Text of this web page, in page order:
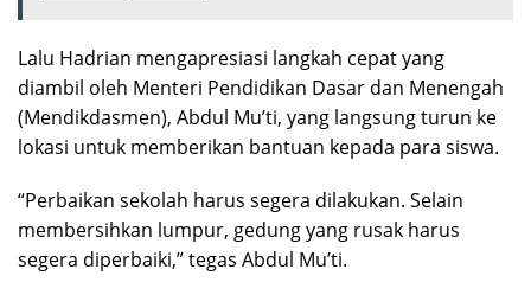
Lalu Hadrian mengapresiasi langkah cepat yang
diambil oleh Menteri Pendidikan Dasar dan Menengah
(Mendikdasmen), Abdul Mu’ti, yang langsung turun ke
lokasi untuk memberikan bantuan kepada para siswa.
“Perbaikan sekolah harus segera dilakukan. Selain
membersihkan lumpur, gedung yang rusak harus
segera diperbaiki,” tegas Abdul Mu’ti.